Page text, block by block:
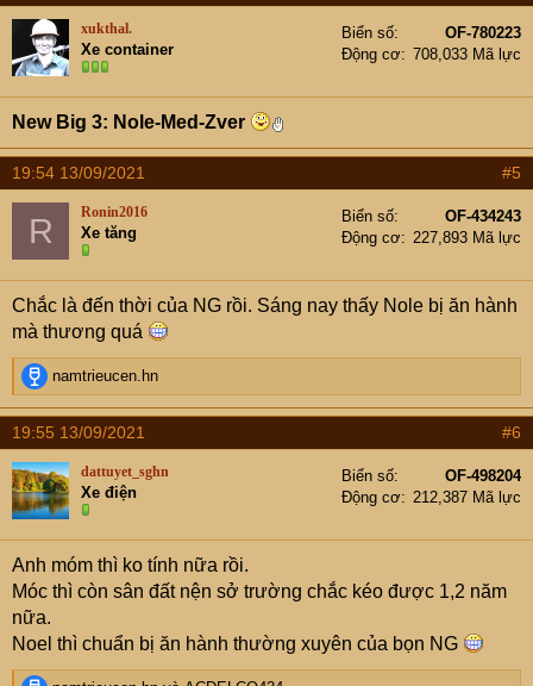
xukthal.
Xe container
Biển số
OF-780223
Động cơ
708,033 Mã lực
New Big 3: Nole-Med-Zver
19:54 13/09/2021 #5
R Ronin2016
Xe tăng
Biển số
OF-434243
Động cơ
227,893 Mã lực
Chắc là đến thời của NG rồi. Sáng nay thấy Nole bị ăn hành
mà thương quá
R
e
a
c
t
i
o
n
s
:
namtrieucen.hn
19:55 13/09/2021 #6
dattuyet_sghn
Xe điện
Biển số
OF-498204
Động cơ
212,387 Mã lực
Anh móm thì ko tính nữa rồi.
Móc thì còn sân đất nện sở trường chắc kéo được 1,2 năm
nữa.
Noel thì chuẩn bị ăn hành thường xuyên của bọn NG